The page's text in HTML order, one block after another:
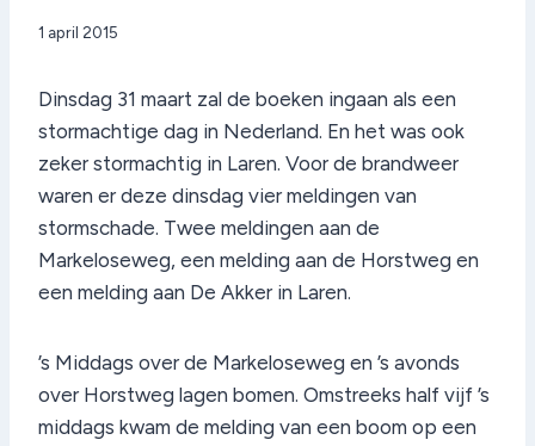
Door
1 april 2015
Dinsdag 31 maart zal de boeken ingaan als een
stormachtige dag in Nederland. En het was ook
zeker stormachtig in Laren. Voor de brandweer
waren er deze dinsdag vier meldingen van
stormschade. Twee meldingen aan de
Markeloseweg, een melding aan de Horstweg en
een melding aan De Akker in Laren.
’s Middags over de Markeloseweg en ’s avonds
over Horstweg lagen bomen. Omstreeks half vijf ’s
middags kwam de melding van een boom op een